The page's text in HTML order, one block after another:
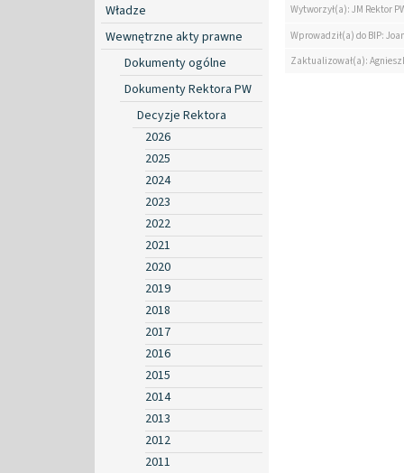
Władze
Wewnętrzne akty prawne
Dokumenty ogólne
Dokumenty Rektora PW
Decyzje Rektora
2026
2025
2024
2023
2022
2021
2020
2019
2018
2017
2016
2015
2014
2013
2012
2011
Wytworzył(a): JM Rektor
Wprowadził(a) do BIP:
Zaktualizował(a):